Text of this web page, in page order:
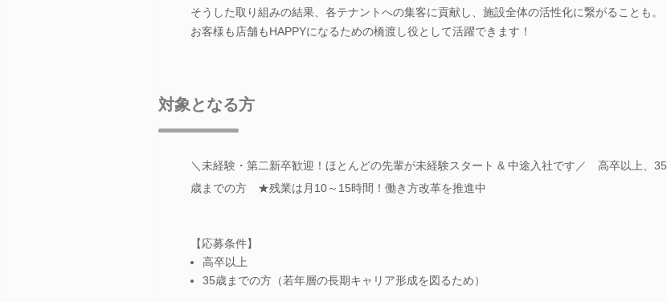
そうした取り組みの結果、各テナントへの集客に貢献し、施設全体の活性化に繋がることも。
お客様も店舗もHAPPYになるための橋渡し役として活躍できます！
対象となる方
＼未経験・第二新卒歓迎！ほとんどの先輩が未経験スタート & 中途入社です／ 高卒以上、35
歳までの方 ★残業は月10～15時間！働き方改革を推進中
【応募条件】
高卒以上
35歳までの方（若年層の長期キャリア形成を図るため）